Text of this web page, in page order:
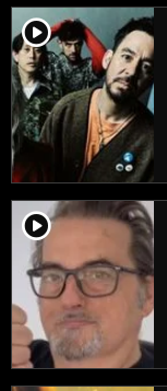
player2
player2